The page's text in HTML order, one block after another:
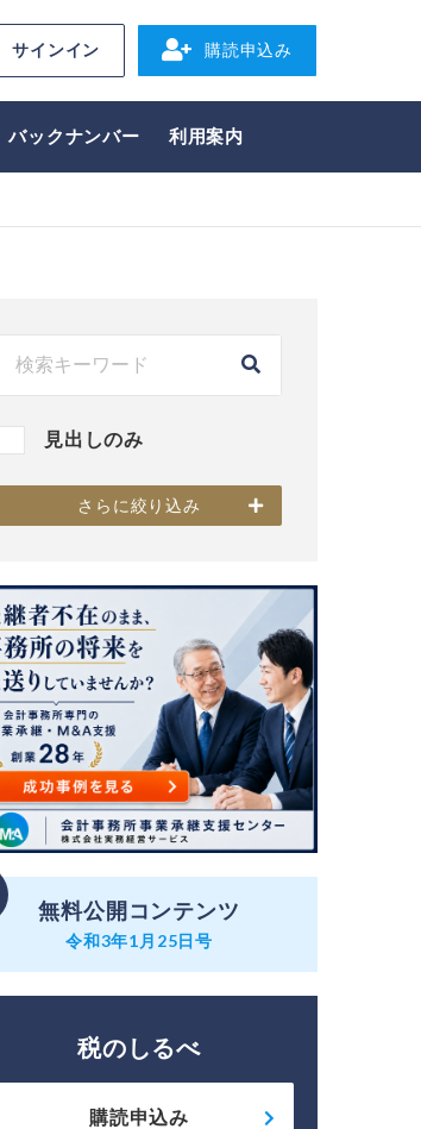
サインイン 購読申込み
バックナンバー 利用案内
見出しのみ
さらに絞り込み
無料公開コンテンツ
令和3年1月25日号
税のしるべ
購読申込み